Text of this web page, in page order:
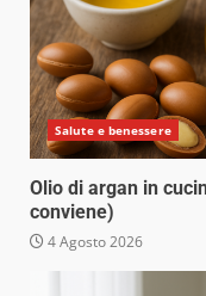
Salute e benessere
Olio di argan in
conviene)
4 Agosto 2026